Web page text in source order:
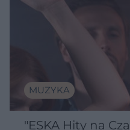
MUZYKA
"ESKA Hity na